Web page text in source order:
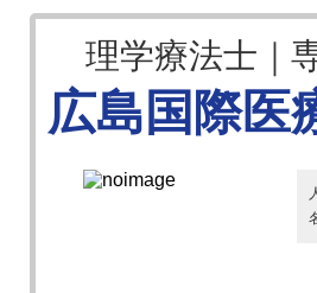
理学療法士｜
広島国際医